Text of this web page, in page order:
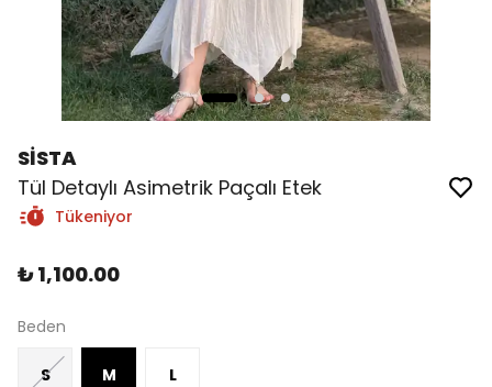
SİSTA
Tül Detaylı Asimetrik Paçalı Etek
Tükeniyor
₺ 1,100.00
Beden
S M L